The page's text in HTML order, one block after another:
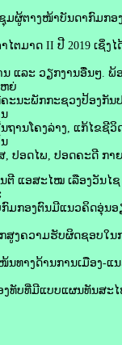
ຜູ້ຕາງໜ້າບັນດາກົມກອງ
ຳໄຕມາດ II ປີ 2019 ເ
ນ ແລະ ວຽກງານອື່ນໆ.
ຍ່
ຄະນະພັກກະຊວງປ້ອງກັ
ຖານໂຄງລ່າງ, ແກ້ໄຂຊີ
, ປອດໄພ, ປອດຄະດີ ກ
ແອສະໄໝ ເລືອງວັນໄຊ
ມກອງຕົນມີແນວຄິດອຸ່ນ
ສູງຄວາມຮັບຜິດຊອບໃນ
ທາງດ້ານການເມືອງ-ແນ
ງທັບທີ່ມີແບບແຜນທັນສະ